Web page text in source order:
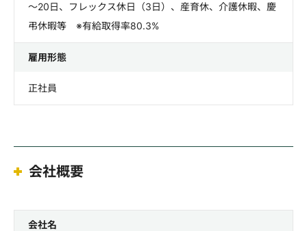
～20日、フレックス休日（3日）、産育休、介護休暇、慶
弔休暇等 ※有給取得率80.3%
雇用形態
正社員
会社概要
会社名